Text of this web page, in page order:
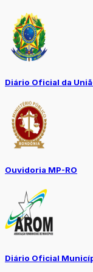
Diário Oficial da
Ouvidoria MP-RO
Diário Oficial